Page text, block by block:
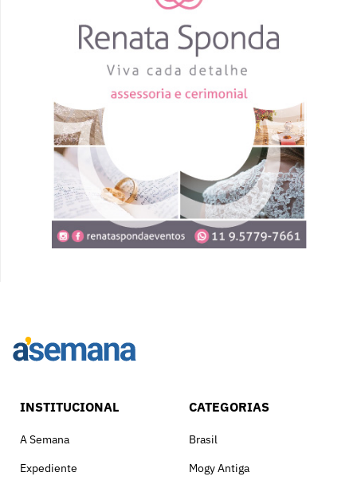
INSTITUCIONAL
A Semana
Expediente
CATEGORIAS
Brasil
Mogy Antiga